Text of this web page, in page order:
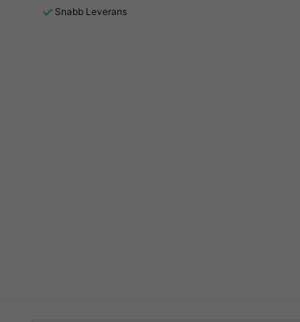
Snabb Leverans